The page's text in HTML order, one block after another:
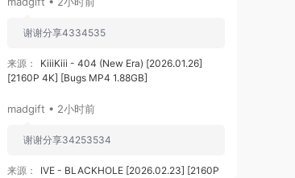
谢谢分享4334535
来源：
KiiiKiii - 404 (New Era) [2026.01.26]
[2160P 4K] [Bugs MP4 1.88GB]
madgift • 2小时前
谢谢分享34253534
来源：
IVE - BLACKHOLE [2026.02.23] [2160P